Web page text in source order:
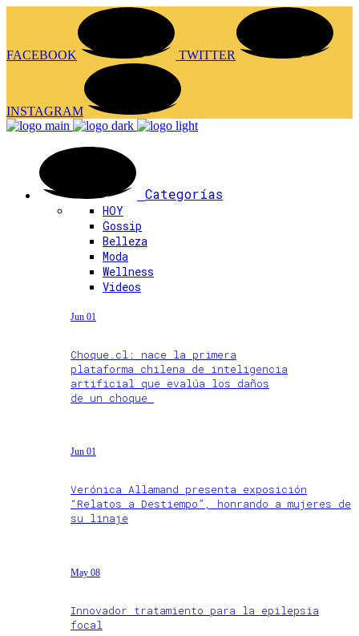
FACEBOOK TWITTER
INSTAGRAM
Categorías
HOY
Gossip
Belleza
Moda
Wellness
Videos
Jun 01
Choque.cl: nace la primera
plataforma chilena de inteligencia
artificial que evalúa los daños
de un choque
Jun 01
Verónica Allamand presenta exposición
“Relatos a Destiempo”, honrando a mujeres de
su linaje
May 08
Innovador tratamiento para la epilepsia
focal